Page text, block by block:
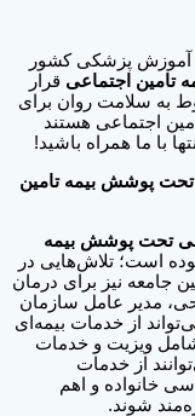
و آموزش پزشکی کشور
تامین اجتماعی قرار
به سلامت روان برای
اجتماعی هستند
با ما همراه باشید!
تحت پوشش بیمه تامین
تحت پوشش بیمه
است؛ تلاش‌هایی در
جامعه نیز برای درمان
مدیر عامل سازمان
از خدمات بیمه‌ای
ویزیت و خدمات
از خدمات
خانواده و اهم
شوند.